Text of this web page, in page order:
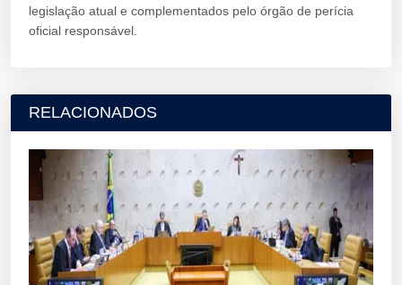
legislação atual e complementados pelo órgão de perícia
oficial responsável.
RELACIONADOS